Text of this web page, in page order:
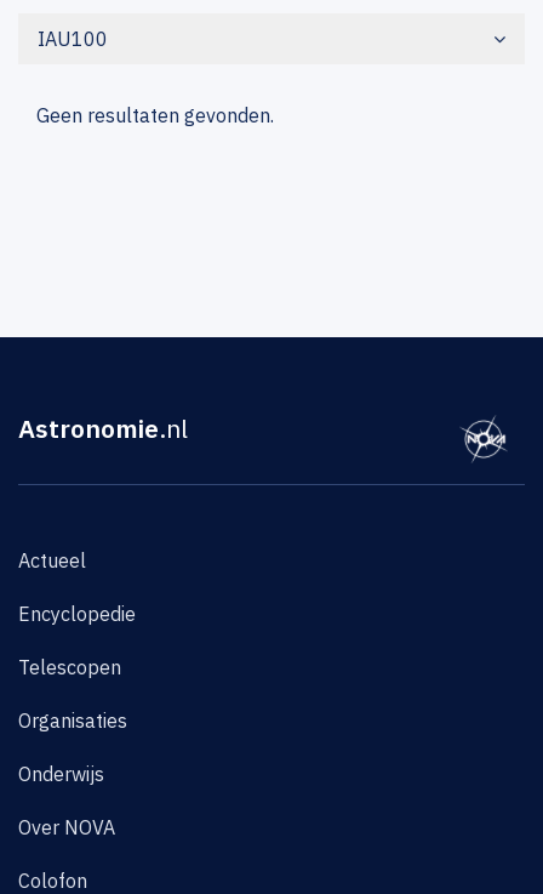
IAU100
Geen resultaten gevonden.
Astronomie.nl
Actueel
Encyclopedie
Telescopen
Organisaties
Onderwijs
Over NOVA
Colofon